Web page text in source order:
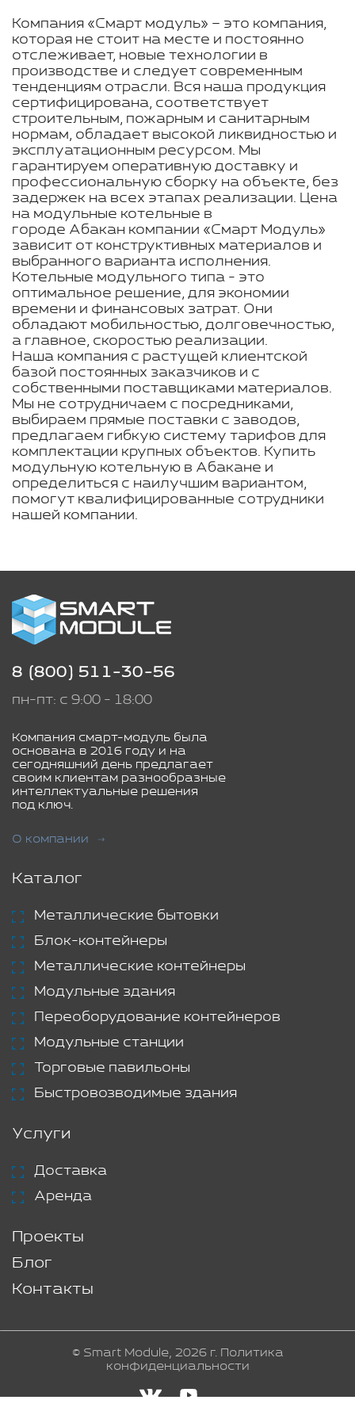
Компания «Смарт модуль» – это компания,
которая не стоит на месте и постоянно
отслеживает, новые технологии в
производстве и следует современным
тенденциям отрасли. Вся наша продукция
сертифицирована, соответствует
строительным, пожарным и санитарным
нормам, обладает высокой ликвидностью и
эксплуатационным ресурсом. Мы
гарантируем оперативную доставку и
профессиональную сборку на объекте, без
задержек на всех этапах реализации. Цена
на модульные котельные в
городе Абакан компании «Смарт Модуль»
зависит от конструктивных материалов и
выбранного варианта исполнения.
Котельные модульного типа - это
оптимальное решение, для экономии
времени и финансовых затрат. Они
обладают мобильностью, долговечностью,
а главное, скоростью реализации.
Наша компания с растущей клиентской
базой постоянных заказчиков и с
собственными поставщиками материалов.
Мы не сотрудничаем с посредниками,
выбираем прямые поставки с заводов,
предлагаем гибкую систему тарифов для
комплектации крупных объектов. Купить
модульную котельную в Абакане и
определиться с наилучшим вариантом,
помогут квалифицированные сотрудники
нашей компании.
8 (800) 511-30-56
пн-пт: с 9:00 - 18:00
Компания смарт-модуль была
основана в 2016 году и на
сегодняшний день предлагает
своим клиентам разнообразные
интеллектуальные решения
под ключ.
О компании
Каталог
Металлические бытовки
Блок-контейнеры
Металлические контейнеры
Модульные здания
Переоборудование контейнеров
Модульные станции
Торговые павильоны
Быстровозводимые здания
Услуги
Доставка
Аренда
Проекты
Блог
Контакты
© Smart Module, 2026 г. Политика
конфиденциальности